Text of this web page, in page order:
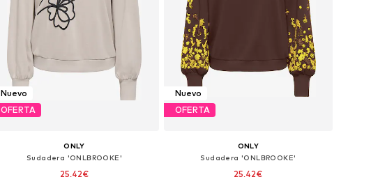
Nuevo
OFERTA
ONLY
Sudadera 'ONLBROOKE'
25,42€
Nuevo
OFERTA
ONLY
Sudadera 'ONLBROOKE'
25,42€